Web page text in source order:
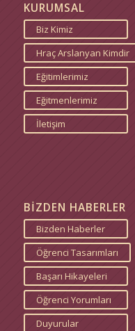
KURUMSAL
Biz Kimiz
Hraç Arslanyan Kimdir
Eğitimlerimiz
Eğitmenlerimiz
İletişim
BİZDEN HABERLER
Bizden Haberler
Öğrenci Tasarımları
Başarı Hikayeleri
Öğrenci Yorumları
Duyurular